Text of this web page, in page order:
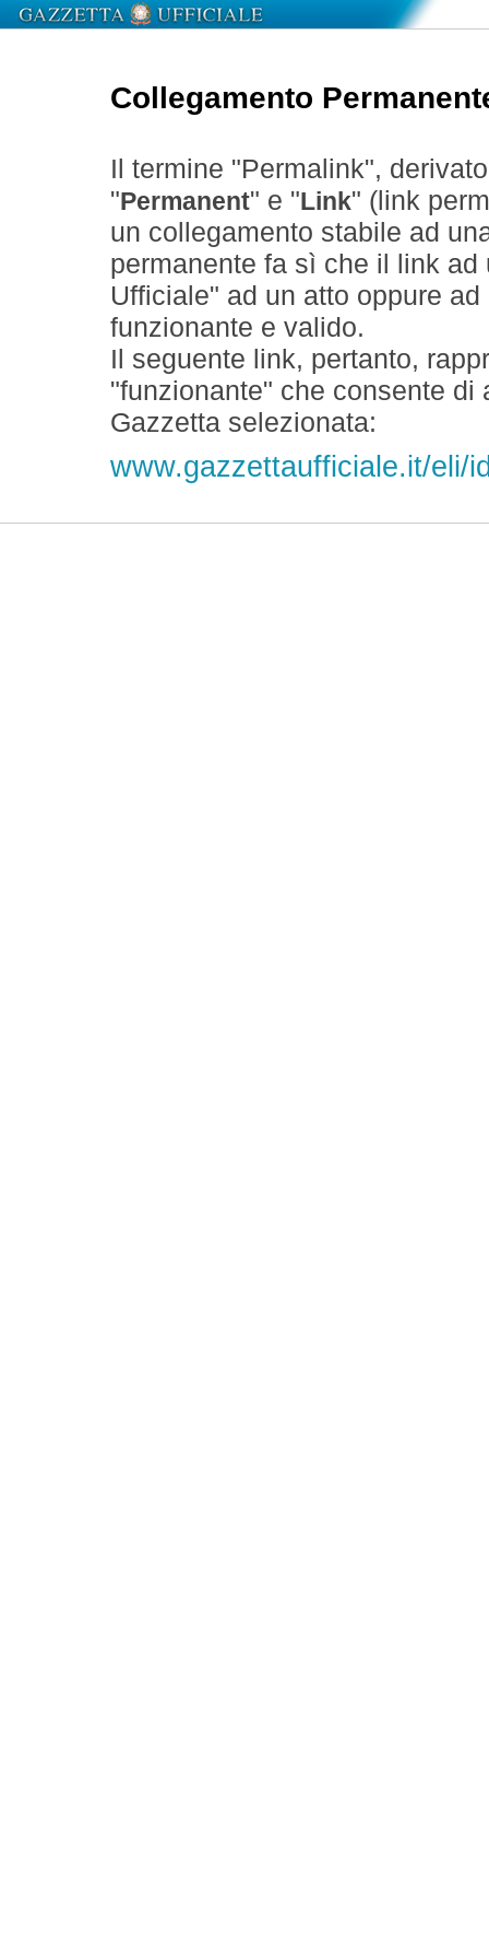
Collegamento
Il termine "Permalink",
" Permanent" e " Link" (link
un collegamento stabile ad
permanente fa sì che il link
Ufficiale" ad un atto oppure
funzionante e valido.
Il seguente link, pertanto,
"funzionante" che consente
Gazzetta selezionata:
www.gazzettaufficiale.it/eli/